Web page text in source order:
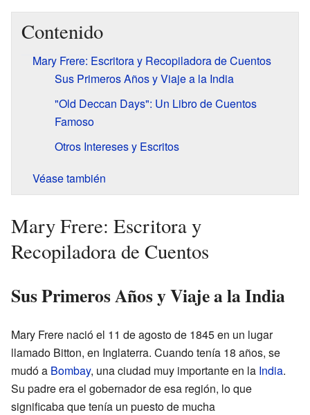
Contenido
Mary Frere: Escritora y Recopiladora de Cuentos
Sus Primeros Años y Viaje a la India
"Old Deccan Days": Un Libro de Cuentos
Famoso
Otros Intereses y Escritos
Véase también
Mary Frere: Escritora y
Recopiladora de Cuentos
Sus Primeros Años y Viaje a la India
Mary Frere nació el 11 de agosto de 1845 en un lugar
llamado Bitton, en Inglaterra. Cuando tenía 18 años, se
mudó a Bombay, una ciudad muy importante en la India.
Su padre era el gobernador de esa región, lo que
significaba que tenía un puesto de mucha